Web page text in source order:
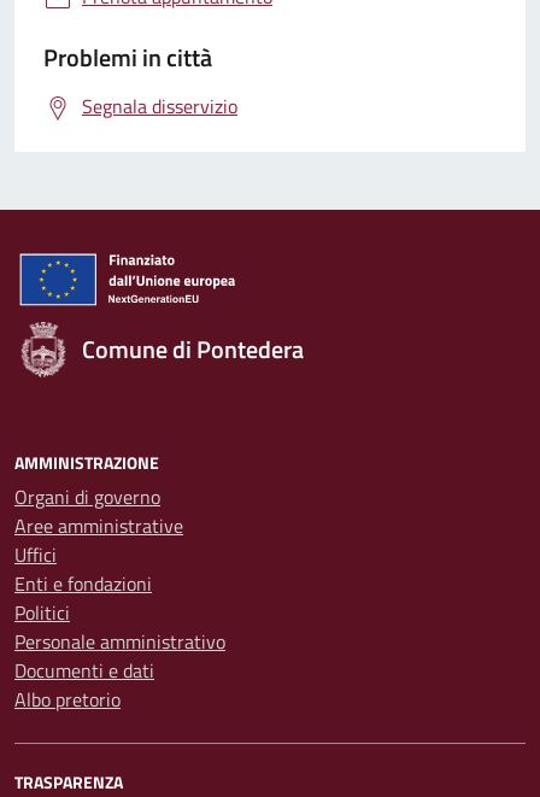
Problemi in città
Segnala disservizio
Comune di Pontedera
AMMINISTRAZIONE
Organi di governo
Aree amministrative
Uffici
Enti e fondazioni
Politici
Personale amministrativo
Documenti e dati
Albo pretorio
TRASPARENZA